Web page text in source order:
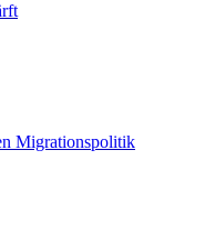
Migrationspolitik